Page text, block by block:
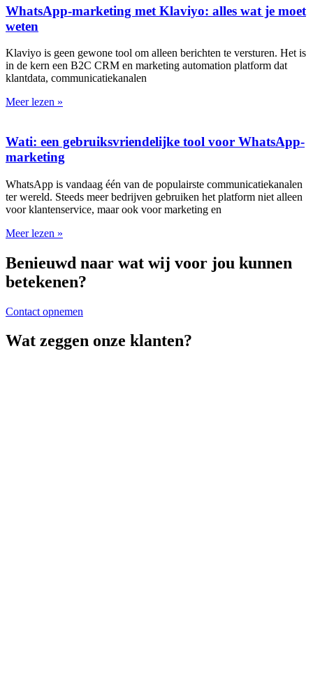
WhatsApp-marketing met Klaviyo: alles wat je moet
weten
Klaviyo is geen gewone tool om alleen berichten te versturen. Het is
in de kern een B2C CRM en marketing automation platform dat
klantdata, communicatiekanalen
Meer lezen »
Wati: een gebruiksvriendelijke tool voor WhatsApp-
marketing
WhatsApp is vandaag één van de populairste communicatiekanalen
ter wereld. Steeds meer bedrijven gebruiken het platform niet alleen
voor klantenservice, maar ook voor marketing en
Meer lezen »
Benieuwd naar wat wij voor jou kunnen
betekenen?
Contact opnemen
Wat zeggen onze klanten?